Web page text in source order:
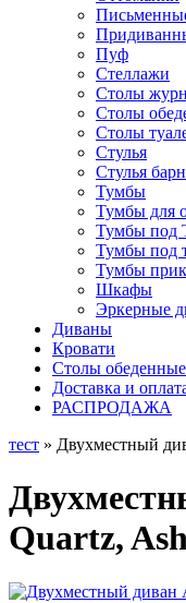
Пуф
Стеллажи
Столы
Столы
Столы
Стулья
Стулья
Тумбы
Тумбы для
Тумбы под
Тумбы под
Тумбы
Шкафы
Эркерные
Диваны
Кровати
Столы обеденные
Доставка и
РАСПРОДАЖА
тест » Двухместный
Quartz,